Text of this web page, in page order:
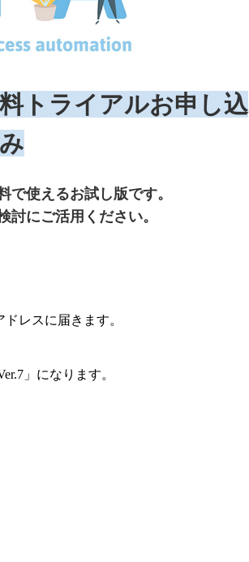
トライアルお申し込
み
で使えるお試し版です。
討にご活用ください。
レスに届きます。
」になります。